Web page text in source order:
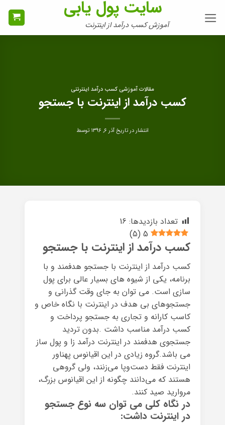
سایت پول یابی
آموزش کسب درآمد از اینترنت
مقالات آموزشی کسب درآمد اینترنتی
کسب درآمد از اینترنت با جستجو
انتشار در تاریخآذر ۶, ۱۳۹۶ توسط
تعداد بازدیدها: 16
5
(
5
)
کسب درآمد از اینترنت با جستجو
کسب درآمد از اینترنت با جستجو هدفمند و با
برنامه، یکی از شیوه های بسیار عالی برای پول
سازی است. می توان به جای وقت گذرانی و
جستجوهای بی هدف در اینترنت با نگاه خاص و
کاسب کارانه و تجاری به جستجو پرداخت و
کسب درآمد مناسب داشت .بدون تردید
جستجوی هدفمند در اینترنت درآمد زا و پول ساز
می باشد.گروه زیادی در این اقیانوس پهناور
اینترنت فقط دست‌وپا می‌زنند، ولی گروهی
هستند که می‌دانند چگونه از این اقیانوس بزرگ،
مروارید صید کنند.
در نگاه کلی می توان سه نوع جستجو
در اینترنت داشت: